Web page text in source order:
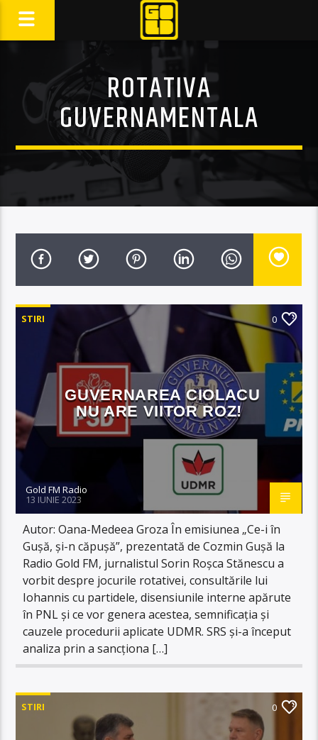
ROTATIVA
GUVERNAMENTALA
STIRI 0
GUVERNAREA CIOLACU
NU ARE VIITOR ROZ!
Gold FM Radio
13 IUNIE 2023
Autor: Oana-Medeea Groza În emisiunea „Ce-i în
Gușă, și-n căpușă”, prezentată de Cozmin Gușă la
Radio Gold FM, jurnalistul Sorin Roșca Stănescu a
vorbit despre jocurile rotativei, consultările lui
Iohannis cu partidele, disensiunile interne apărute
în PNL și ce vor genera acestea, semnificația și
cauzele procedurii aplicate UDMR. SRS și-a început
analiza prin a sancționa […]
STIRI 0